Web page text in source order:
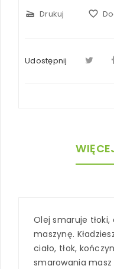
scanner Drukuj favorite_border
Udostępnij
Olej smaruje tłoki,
maszynę.
ciało, tłok,
smarowania masz